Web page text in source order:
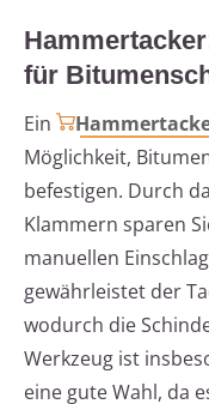
für
Ein
Möglichkeit,
befestigen. Durch
Klammern sparen
manuellen
gewährleistet der
wodurch die
Werkzeug ist
eine gute Wahl, da